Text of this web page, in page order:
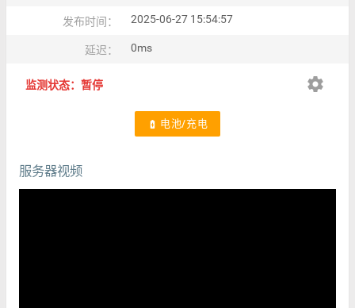
发布时间： 2025-06-27 15:54:57
延迟： 0ms
监测状态：暂停 settings
battery_charging_full 电池/充电
服务器视频